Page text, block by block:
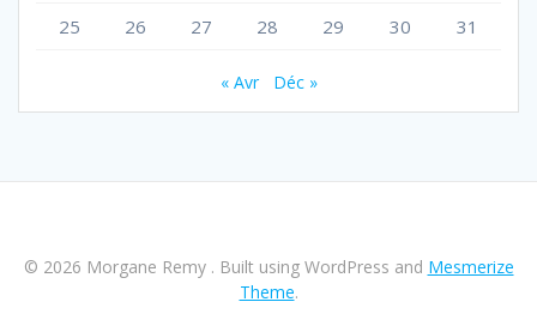
25
26 27 28 29 30 31
« Avr Déc »
© 2026 Morgane Remy . Built using WordPress and Mesmerize
Theme.